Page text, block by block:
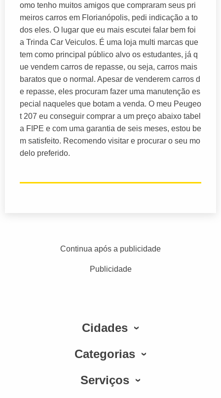
omo tenho muitos amigos que compraram seus pri
meiros carros em Florianópolis, pedi indicação a to
dos eles. O lugar que eu mais escutei falar bem foi
a Trinda Car Veiculos. É uma loja multi marcas que
tem como principal público alvo os estudantes, já q
ue vendem carros de repasse, ou seja, carros mais
baratos que o normal. Apesar de venderem carros d
e repasse, eles procuram fazer uma manutenção es
pecial naqueles que botam a venda. O meu Peugeo
t 207 eu conseguir comprar a um preço abaixo tabel
a FIPE e com uma garantia de seis meses, estou be
m satisfeito. Recomendo visitar e procurar o seu mo
delo preferido.
Continua após a publicidade
Publicidade
Cidades
Categorias
Serviços